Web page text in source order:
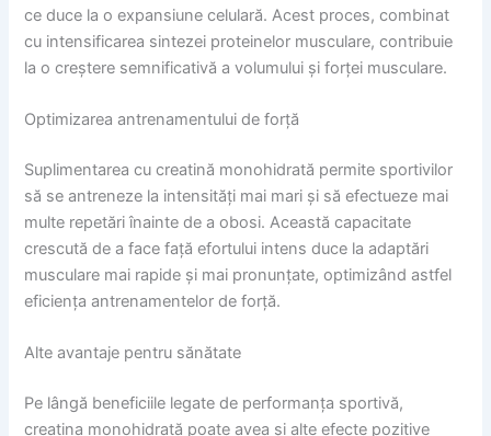
ce duce la o expansiune celulară. Acest proces, combinat
cu intensificarea sintezei proteinelor musculare, contribuie
la o creștere semnificativă a volumului și forței musculare.
Optimizarea antrenamentului de forță
Suplimentarea cu creatină monohidrată permite sportivilor
să se antreneze la intensități mai mari și să efectueze mai
multe repetări înainte de a obosi. Această capacitate
crescută de a face față efortului intens duce la adaptări
musculare mai rapide și mai pronunțate, optimizând astfel
eficiența antrenamentelor de forță.
Alte avantaje pentru sănătate
Pe lângă beneficiile legate de performanța sportivă,
creatina monohidrată poate avea și alte efecte pozitive